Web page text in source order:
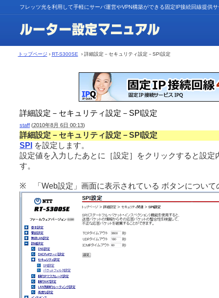
フレッツ光を利用して手軽にサーバ運営やVPN構築ができる固定IP接続回線提供
トップページ › RT-S300SE › 詳細設定－セキュリティ設定－SPI設定
詳細設定－セキュリティ設定－SPI設定
staff (2010年8月 6日 00:13)
詳細設定－セキュリティ設定－SPI設定
SPI
を設定します。
設定値を入力したあとに［設定］をクリックすると設定
す。
※ 「Web設定」画面に表示されている ボタンについて